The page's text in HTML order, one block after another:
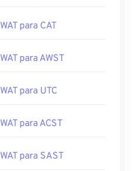
WAT para CAT
WAT para AWST
WAT para UTC
WAT para ACST
WAT para SAST